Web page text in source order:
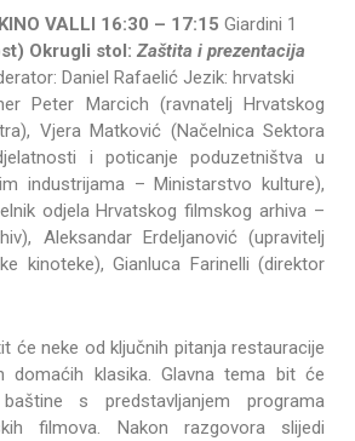
KINO VALLI 16:30 – 17:15 Giardini 1
Okrugli stol: Zaštita i prezentacija
Daniel Rafaelić Jezik: hrvatski
Peter Marcich (ravnatelj Hrvatskog
Vjera Matković (Načelnica Sektora
i poticanje poduzetništva u
industrijama – Ministarstvo kulture),
odjela Hrvatskog filmskog arhiva –
Aleksandar Erdeljanović (upravitelj
kinoteke), Gianluca Farinelli (direktor
će neke od ključnih pitanja restauracije
domaćih klasika. Glavna tema bit će
s predstavljanjem programa
filmova. Nakon razgovora slijedi